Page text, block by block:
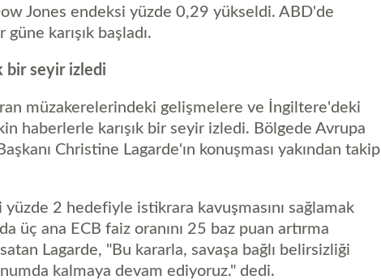
Jones endeksi yüzde 0,29 yükseldi. ABD'de
karışık başladı.
bir seyir izledi
müzakerelerindeki gelişmelere ve İngiltere'deki
haberlerle karışık bir seyir izledi. Bölgede Avrupa
Christine Lagarde'ın konuşması yakından takip
2 hedefiyle istikrara kavuşmasını sağlamak
üç ana ECB faiz oranını 25 baz puan artırma
Lagarde, "Bu kararla, savaşa bağlı belirsizliği
kalmaya devam ediyoruz." dedi.